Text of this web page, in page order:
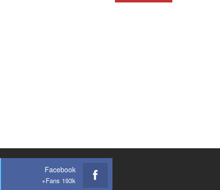
Facebook
Fans 193k+